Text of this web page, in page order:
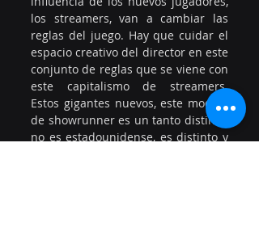
los streamers, van a cambiar las
reglas del juego. Hay que cuidar el
espacio creativo del director en este
conjunto de reglas que se viene con
este capitalismo de streamers.
Estos gigantes nuevos, este modelo
de showrunner es un tanto distinto,
no es estadounidense, es distinto y